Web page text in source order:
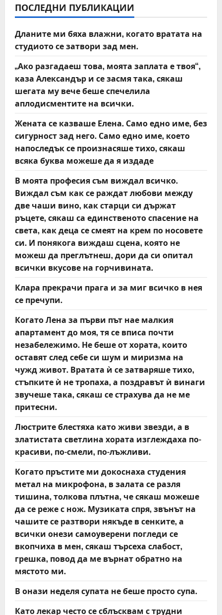
v
i
g
a
t
i
o
n
ПОСЛЕДНИ ПУБЛИКАЦИИ
Дланите ми бяха влажни, когато вратата на
студиото се затвори зад мен.
„Ако разгадаеш това, моята заплата е твоя“,
каза Александър и се засмя така, сякаш
шегата му вече беше спечелила
аплодисментите на всички.
Жената се казваше Елена. Само едно име, без
сигурност зад него. Само едно име, което
напоследък се произнасяше тихо, сякаш
всяка буква можеше да я издаде
В моята професия съм виждал всичко.
Виждал съм как се раждат любови между
две чаши вино, как старци си държат
ръцете, сякаш са единственото спасение на
света, как деца се смеят на крем по носовете
си. И понякога виждаш сцена, която не
можеш да преглътнеш, дори да си опитал
всички вкусове на горчивината.
Клара прекрачи прага и за миг всичко в нея
се пречупи.
Когато Лена за първи път нае малкия
апартамент до моя, тя се вписа почти
незабележимо. Не беше от хората, които
оставят след себе си шум и миризма на
чужд живот. Вратата ѝ се затваряше тихо,
стъпките ѝ не тропаха, а поздравът ѝ винаги
звучеше така, сякаш се страхува да не ме
притесни.
Люстрите блестяха като живи звезди, а в
златистата светлина хората изглеждаха по-
красиви, по-смели, по-лъжливи.
Когато пръстите ми докоснаха студения
метал на микрофона, в залата се разля
тишина, толкова плътна, че сякаш можеше
да се реже с нож. Музиката спря, звънът на
чашите се разтвори някъде в сенките, а
всички онези самоуверени погледи се
вкопчиха в мен, сякаш търсеха слабост,
грешка, повод да ме върнат обратно на
мястото ми.
В онази неделя супата не беше просто супа.
Като лекар често се сблъсквам с трудни